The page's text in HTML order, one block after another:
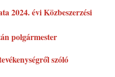
2024. évi Közbeszerzési
polgármester
szóló